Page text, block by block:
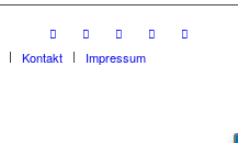
Kontakt Impressum